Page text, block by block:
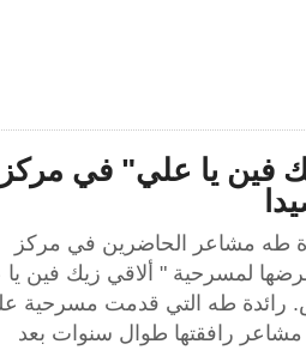
فين يا علي" في مركز
طه مشاعر الحاضرين في مركز
لمسرحية " ألاقي زيك فين
رائدة طه التي قدمت مسرحية
مشاعر رافقتها طوال سنوات بعد